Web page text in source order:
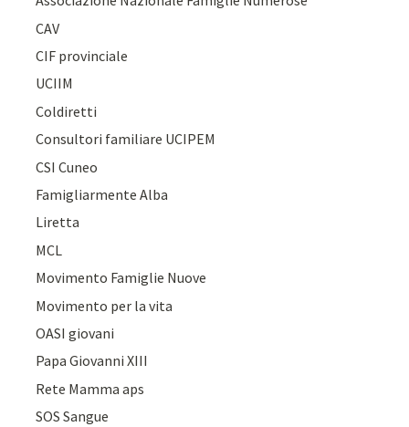
CAV
CIF provinciale
UCIIM
Coldiretti
Consultori familiare UCIPEM
CSI Cuneo
Famigliarmente Alba
Liretta
MCL
Movimento Famiglie Nuove
Movimento per la vita
OASI giovani
Papa Giovanni XIII
Rete Mamma aps
SOS Sangue